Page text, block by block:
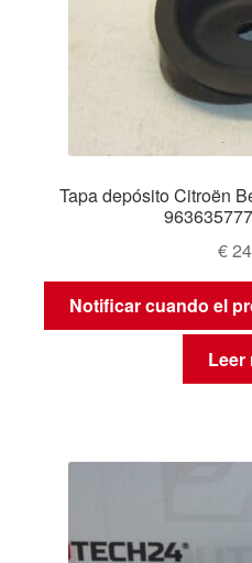
Tapa depósito Citroën
€
Notificar cuando el
Leer